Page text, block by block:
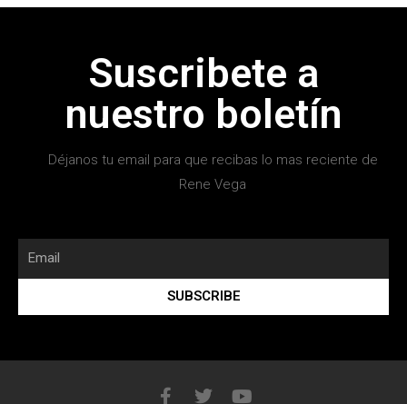
Suscribete a
nuestro boletín
Déjanos tu email para que recibas lo mas reciente de
Rene Vega
SUBSCRIBE